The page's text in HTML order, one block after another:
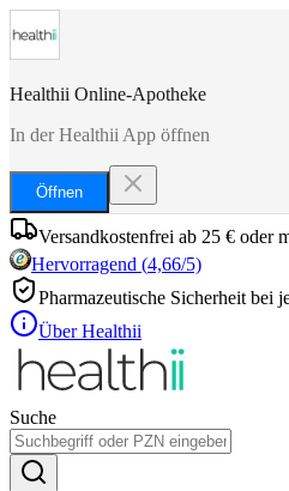
Healthii Online-Apotheke
In der Healthii App öffnen
Öffnen
Versandkostenfrei ab 25 € oder
Hervorragend (4,66/5)
Pharmazeutische Sicherheit bei
Über Healthii
Suche